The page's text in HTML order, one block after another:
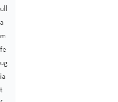
ull
a
m
fe
ug
ia
t